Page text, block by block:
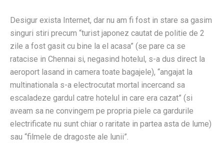
Desigur exista Internet, dar nu am fi fost in stare sa gasim
singuri stiri precum “turist japonez cautat de politie de 2
zile a fost gasit cu bine la el acasa” (se pare ca se
ratacise in Chennai si, negasind hotelul, s-a dus direct la
aeroport lasand in camera toate bagajele), “angajat la
multinationala s-a electrocutat mortal incercand sa
escaladeze gardul catre hotelul in care era cazat” (si
aveam sa ne convingem pe propria piele ca gardurile
electrificate nu sunt chiar o raritate in partea asta de lume)
sau “filmele de dragoste ale lunii”.